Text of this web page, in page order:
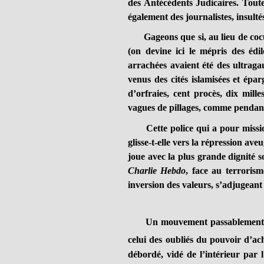
des Antécédents Judicaires.
également des journalistes,
Gageons que si, au lieu de
(on devine ici le mépris des
arrachées avaient été des
venus des cités islamisées et
d’orfraies, cent procès, dix
vagues de pillages, comme
Cette police qui a pour
glisse-t-elle vers la répression
joue avec la plus grande dignité
Charlie Hebdo, face au
inversion des valeurs,
Un mouvement passablement
celui des oubliés du pouvoir
débordé, vidé de l’intérieur par